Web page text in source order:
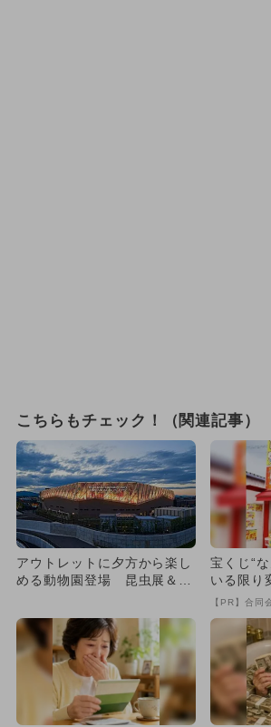
こちらもチェック！（関連記事）
アウトレットに夕方から楽し
める動物園登場 昆虫展＆家
宝くじ“
いる限り
【PR】合同